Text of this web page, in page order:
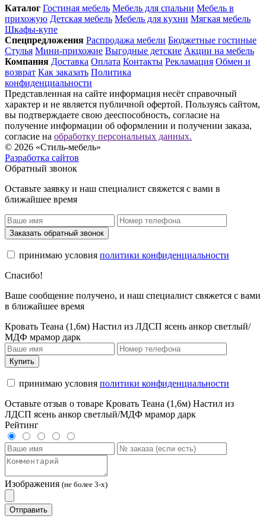
Каталог Гостиная мебель Мебель для спальни Мебель в
прихожую Детская мебель Мебель для кухни Мягкая мебель
Шкафы-купе
Спец­предложения Распродажа мебели Бюджетные гостиные
Стулья Мини-прихожие Выгодные детские Акции на мебель
Компания Доставка Оплата Контакты Рекламация Обмен и
возврат Как заказать Политика
конфиденциальности
Представленная на сайте информация несёт справочный
характер и не является публичной офертой. Пользуясь сайтом,
вы подтверждаете свою дееспособность, согласие на
получение информации об оформлении и получении заказа,
согласие на обработку персональных данных.
© 2026 «Стиль-мебель»
Разработка сайтов
Обратный звонок
Оставьте заявку и наш специалист свяжется с вами в
ближайшее время
Заказать обратный звонок
принимаю условия политики конфиденциальности
Спасибо!
Ваше сообщение получено, и наш специалист свяжется с вами
в ближайшее время
Кровать Теана (1,6м) Настил из ЛДСП ясень анкор светлый/
МДФ мрамор дарк
Купить
принимаю условия политики конфиденциальности
Оставьте отзыв о товаре Кровать Теана (1,6м) Настил из
ЛДСП ясень анкор светлый/МДФ мрамор дарк
Рейтинг
Изображения (не более 3-х)
Отправить